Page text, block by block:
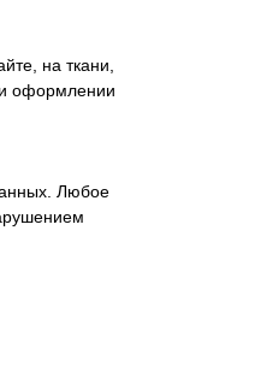
на ткани,
оформлении
Любое